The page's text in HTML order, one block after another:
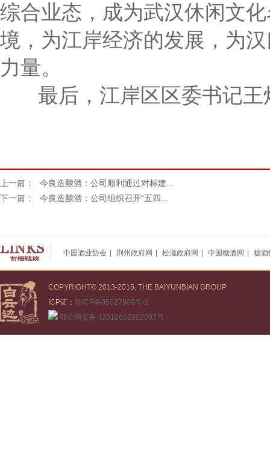
综合业态，成为武汉休闲文
境，为江岸经济的发展，为
力量。
最后，江岸区区委书记王
上一篇：
今良造酿酒：公司顺利通过对标建...
下一篇：
今良造酿酒：公司组织召开“五四...
中国酒业协会 荆州政府网 松滋政府网 中国糖酒网 糖酒
COPYRIGHT© 2013-2015, THE BAIYUNBIAN GROUP
ICP证： 鄂ICP备05027909号-1
鄂公网安备 42010602002093号